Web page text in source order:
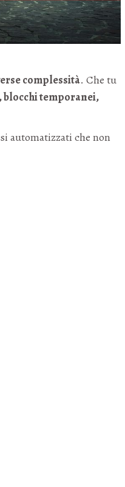
complessità. Che tu
temporanei,
automatizzati che non